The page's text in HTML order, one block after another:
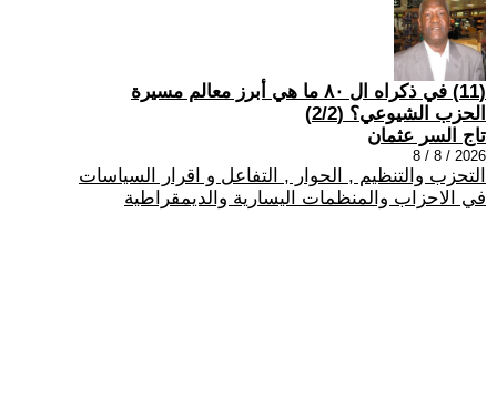
(11) في ذكراه ال ٨٠ ما هي أبرز معالم مسيرة
الحزب الشيوعي؟ (2/2)
تاج السر عثمان
2026 / 8 / 8
التحزب والتنظيم , الحوار , التفاعل و اقرار السياسات
في الاحزاب والمنظمات اليسارية والديمقراطية